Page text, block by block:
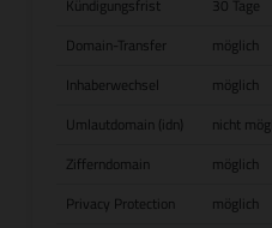
Kündigungsfrist
30 Tage
Domain-Transfer
möglich
Inhaberwechsel
möglich
Umlautdomain (idn)
nicht
Zifferndomain
möglich
Privacy Protection
möglich